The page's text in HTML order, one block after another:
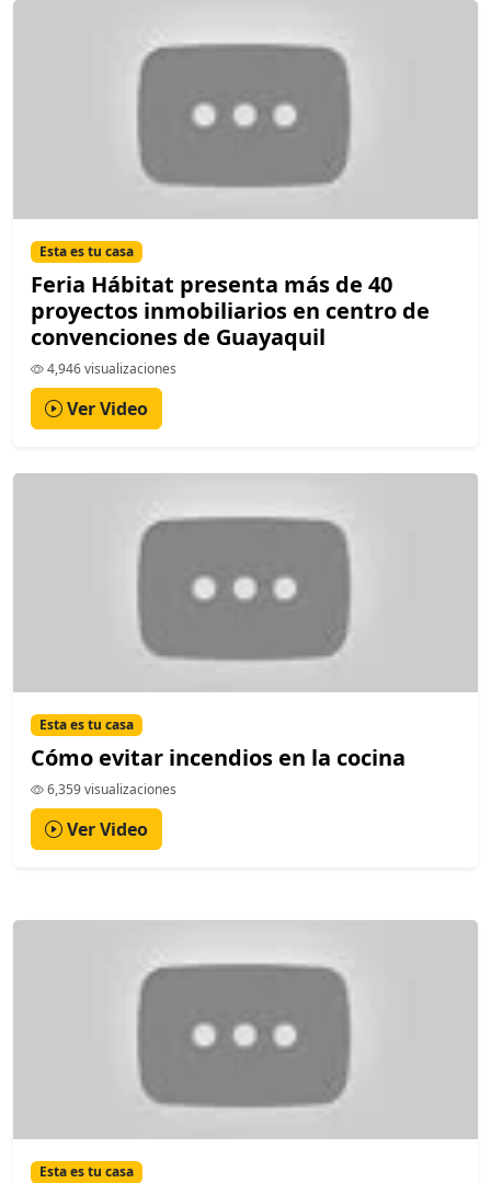
Esta es tu casa
Feria Hábitat presenta más de 40
proyectos inmobiliarios en centro de
convenciones de Guayaquil
4,946 visualizaciones
Ver Video
Esta es tu casa
Cómo evitar incendios en la cocina
6,359 visualizaciones
Ver Video
Esta es tu casa